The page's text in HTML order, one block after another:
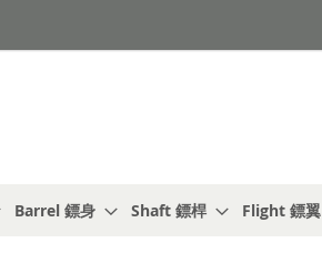
Barrel 鏢身 Shaft 鏢桿 Flight 鏢翼